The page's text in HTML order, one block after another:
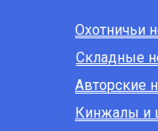
Кинжалы и
Авторские
Охотничьи
Складные